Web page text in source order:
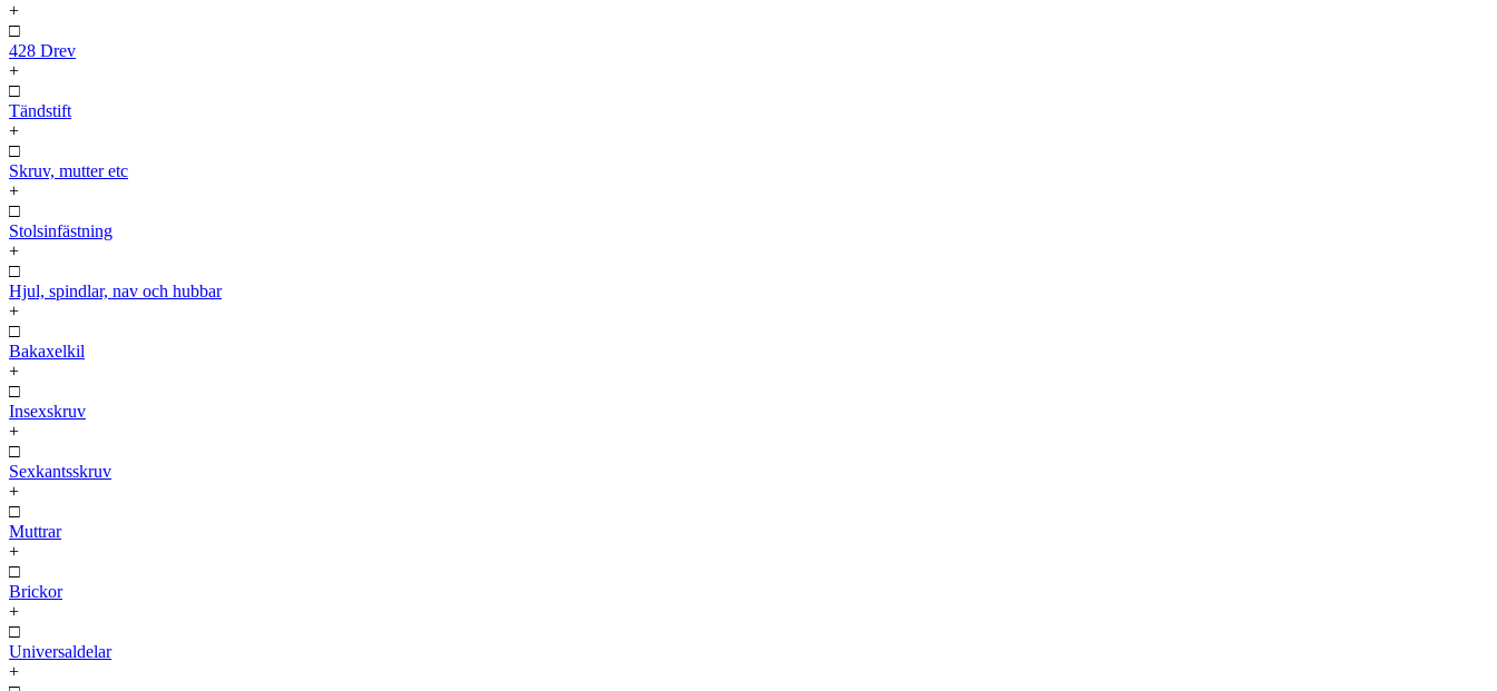
+
□
428 Drev
+
□
Tändstift
+
□
Skruv, mutter etc
+
□
Stolsinfästning
+
□
Hjul, spindlar, nav och hubbar
+
□
Bakaxelkil
+
□
Insexskruv
+
□
Sexkantsskruv
+
□
Muttrar
+
□
Brickor
+
□
Universaldelar
+